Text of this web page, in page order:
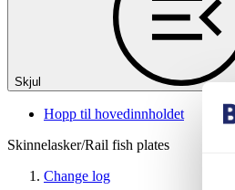
Skjul
Hopp til hovedinnholdet
Skinnelasker/Rail fish plates
Change log